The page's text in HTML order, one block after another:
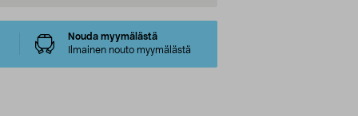
Nouda myymälästä
Ilmainen nouto myymälästä